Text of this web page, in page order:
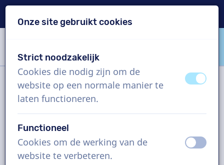
VoiceProductions
Filter
Project
Onze site gebruikt cookies
Strict noodzakelijk
Cookies die nodig zijn om de
website op een normale manier te
laten functioneren.
uitaan
Functioneel
Cookies om de werking van de
website te verbeteren.
uit aan